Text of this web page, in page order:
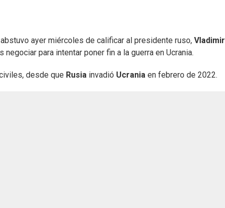
ayer miércoles de calificar al presidente ruso, Vladimir
negociar para intentar poner fin a la guerra en Ucrania.
desde que Rusia invadió Ucrania en febrero de 2022.